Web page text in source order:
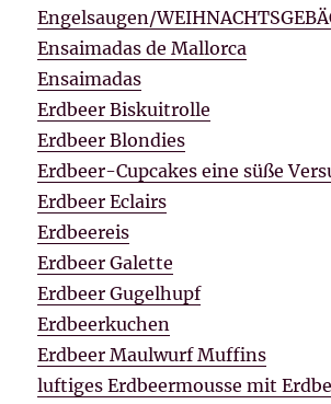
Engelsaugen/
Ensaimadas de Mallorca
Ensaimadas
Erdbeer Biskuitrolle
Erdbeer Blondies
Erdbeer-Cupcakes eine süße
Erdbeer Eclairs
Erdbeereis
Erdbeer Galette
Erdbeer Gugelhupf
Erdbeerkuchen
Erdbeer Maulwurf Muffins
luftiges Erdbeermousse mit